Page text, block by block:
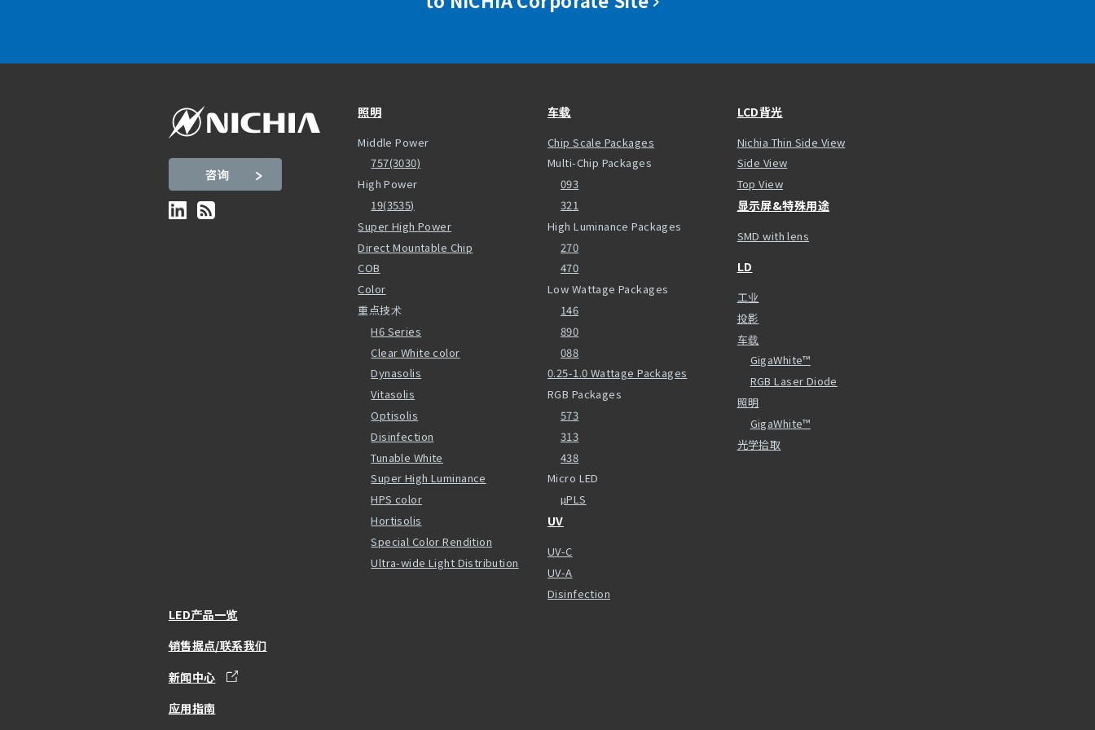
咨询
照明
Middle Power
757(3030)
High Power
19(3535)
Super High Power
Direct Mountable Chip
COB
Color
重点技术
H6 Series
Clear White color
Dynasolis
Vitasolis
Optisolis
Disinfection
Tunable White
Super High Luminance
HPS color
Hortisolis
Special Color Rendition
Ultra-wide Light Distribution
车载
Chip Scale Packages
Multi-Chip Packages
093
321
High Luminance Packages
270
470
Low Wattage Packages
146
890
088
0.25-1.0 Wattage Packages
RGB Packages
573
313
438
Micro LED
µPLS
UV
UV-C
UV-A
Disinfection
LCD背光
Nichia Thin Side View
Side View
Top View
显示屏&特殊用途
SMD with lens
LD
工业
投影
车载
GigaWhite™
RGB Laser Diode
照明
GigaWhite™
光学拾取
LED产品一览
销售据点/联系我们
新闻中心
应用指南